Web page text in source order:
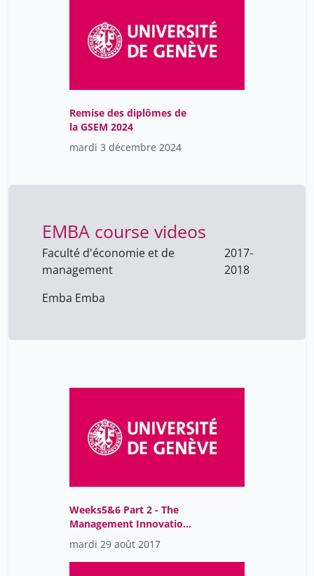
Remise des diplômes de
la GSEM 2024
mardi 3 décembre 2024
EMBA course videos
Faculté d'économie et de
management
2017-
2018
Emba Emba
Weeks5&6 Part 2 - The
Management Innovation
Process
(EMBA_OD_Menz)
mardi 29 août 2017